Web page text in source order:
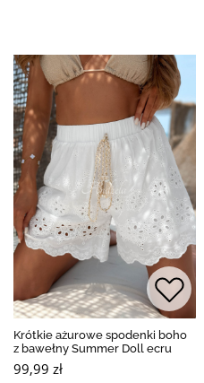
Krótkie ażurowe spodenki boho
z bawełny Summer Doll ecru
99,99 zł